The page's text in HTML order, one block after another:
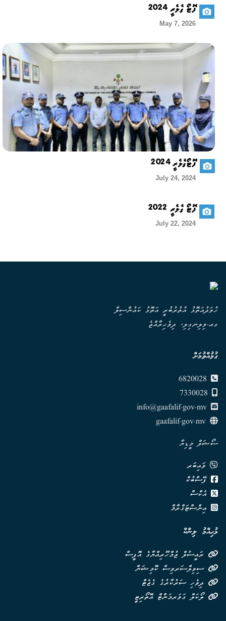
ފޮޓޯ ގެލެރީ 2024
May 7, 2026
ފޮޓޯގެލެރީ 2024
July 24, 2024
ފޮޓޯ ގެލެރީ 2022
July 22, 2024
ހުވަދުއަތޮޅު އުތުރުބުރީ އަތޮޅު ކައުންސިލް
ގއ.ވިލިނގިލި، ދިވެހިރާއްޖެ
ގުޅުއްވުމަށް
info@gaafalif.gov.mv
ސޯޝަލް މީޑިޔާ
ވައިބަރ
ފޭސްބުކް
އެކްސް
އިންސްޓަގްރާމް
މުޙިއްމު ލިންކް
ރައީސުލް ޖުމްހޫރިއްޔާގެ އޮފީސް
ސިވިލްސަރވިސް ކޮމިޝަން
ދިވެހި ސަރުކާރުގެ ގެޒެޓް
ލޯކަލް ގަވަރމަންޓް އޮތޯރިޓީ